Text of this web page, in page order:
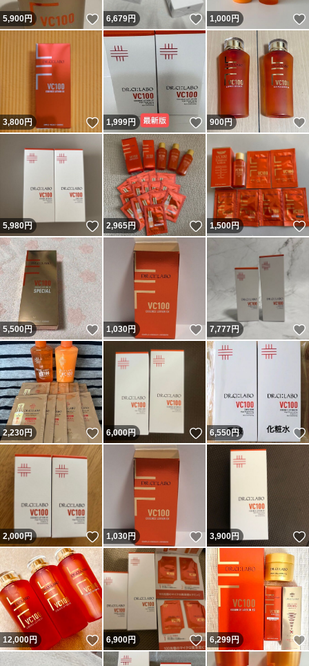
5,900円 いいね！
6,679円 いいね！
1,000円
3,800円 いいね！
1,999円 いいね！
900円
5,980円 いいね！
2,965円 いいね！
1,500円
5,500円 いいね！
1,030円 いいね！
7,777円
2,230円 いいね！
6,000円 いいね！
6,550円
2,000円 いいね！
1,030円 いいね！
3,900円
12,000円 いいね！
6,900円 いいね！
6,299円